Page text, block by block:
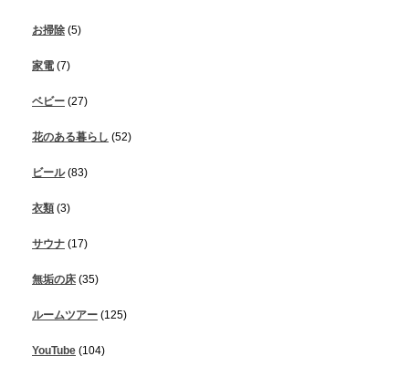
お掃除 (5)
家電 (7)
ベビー (27)
花のある暮らし (52)
ビール(83)
衣類 (3)
サウナ (17)
無垢の床 (35)
ルームツアー (125)
YouTube (104)